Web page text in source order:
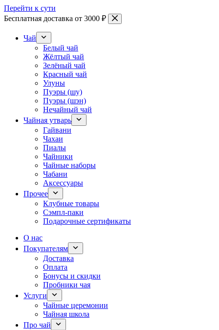
Перейти к сути
Бесплатная доставка от 3000 ₽
Чай
Белый чай
Жёлтый чай
Зелёный чай
Красный чай
Улуны
Пуэры (шу)
Пуэры (шэн)
Нечайный чай
Чайная утварь
Гайвани
Чахаи
Пиалы
Чайники
Чайные наборы
Чабани
Аксессуары
Прочее
Клубные товары
Сэмпл-паки
Подарочные сертификаты
О нас
Покупателям
Доставка
Оплата
Бонусы и скидки
Пробники чая
Услуги
Чайные церемонии
Чайная школа
Про чай